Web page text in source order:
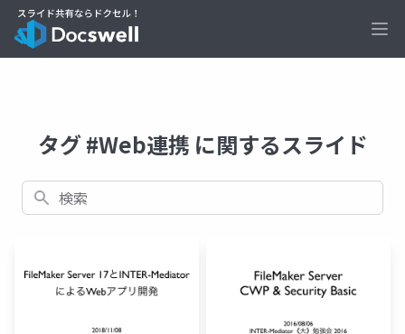
タグ #Web連携 に関するスライド
検索